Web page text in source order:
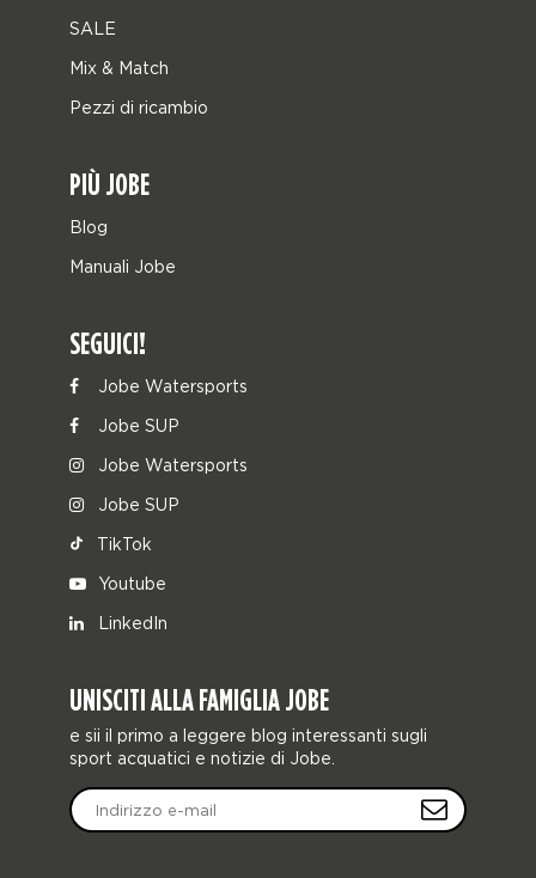
SALE
Mix & Match
Pezzi di ricambio
PIÙ JOBE
Blog
Manuali Jobe
SEGUICI!
Jobe Watersports
Jobe SUP
Jobe Watersports
Jobe SUP
TikTok
Youtube
LinkedIn
UNISCITI ALLA FAMIGLIA JOBE
e sii il primo a leggere blog interessanti sugli
sport acquatici e notizie di Jobe.